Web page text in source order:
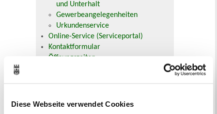
Diese Webseite verwendet Cookies
und Unterhalt
Gewerbeangelegenheiten
Urkundenservice
Online-Service (Serviceportal)
Kontaktformular
Öffnungszeiten
Defekte Straßenbeleuchtung melden